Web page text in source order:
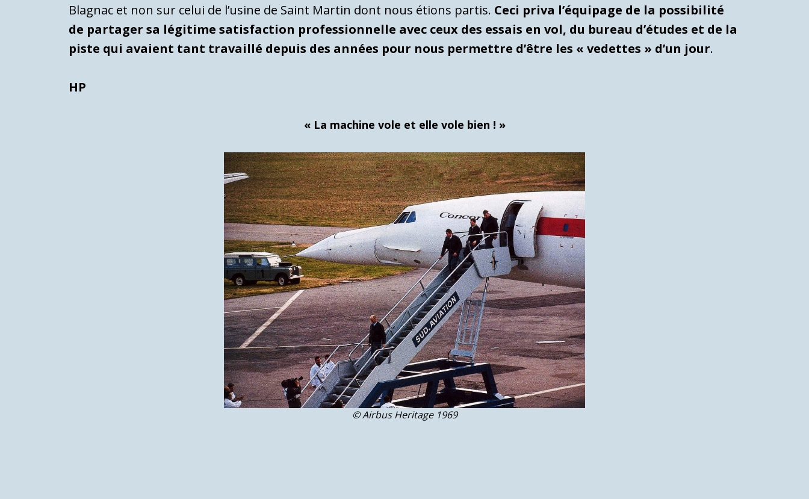
Blagnac et non sur celui de l’usine de Saint Martin dont nous étions partis. Ceci priva l’équipage de la possibilité
de partager sa légitime satisfaction professionnelle avec ceux des essais en vol, du bureau d’études et de la
piste qui avaient tant travaillé depuis des années pour nous permettre d’être les « vedettes » d’un jour.
HP
« La machine vole et elle vole bien ! »
© Airbus Heritage 1969